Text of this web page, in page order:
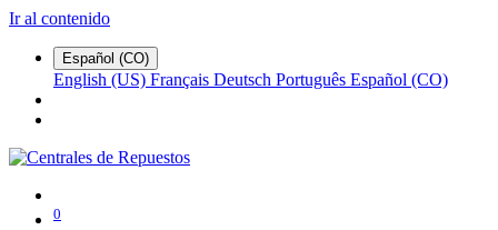
Ir al contenido
Español (CO)
English (US) Français Deutsch Português Español (CO)
0